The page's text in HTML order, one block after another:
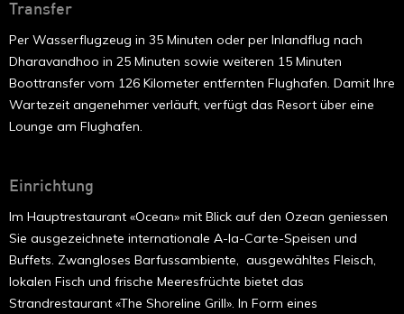
Transfer
Per Wasserflugzeug in 35 Minuten oder per Inlandflug nach
Dharavandhoo in 25 Minuten sowie weiteren 15 Minuten
Boottransfer vom 126 Kilometer entfernten Flughafen. Damit Ihre
Wartezeit angenehmer verläuft, verfügt das Resort über eine
Lounge am Flughafen.
Einrichtung
Im Hauptrestaurant «Ocean» mit Blick auf den Ozean geniessen
Sie ausgezeichnete internationale A-la-Carte-Speisen und
Buffets. Zwangloses Barfussambiente, ausgewähltes Fleisch,
lokalen Fisch und frische Meeresfrüchte bietet das
Strandrestaurant «The Shoreline Grill». In Form eines